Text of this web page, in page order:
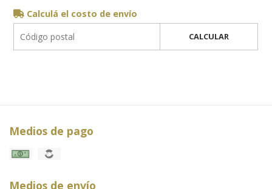
Calculá el costo de envío
CALCULAR
Medios de pago
Medios de envío